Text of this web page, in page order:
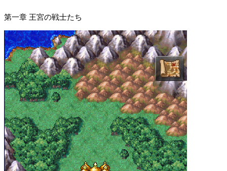
第一章 王宮の戦士たち